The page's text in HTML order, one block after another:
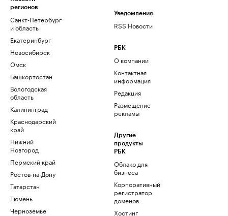
регионов
Санкт-Петербург
и область
Екатеринбург
Новосибирск
Омск
Башкортостан
Вологодская
область
Калининград
Краснодарский
край
Нижний
Новгород
Пермский край
Ростов-на-Дону
Татарстан
Тюмень
Черноземье
Уведомления
RSS Новости
РБК
О компании
Контактная
информация
Редакция
Размещение
рекламы
Другие
продукты
РБК
Облако для
бизнеса
Корпоративный
регистратор
доменов
Хостинг